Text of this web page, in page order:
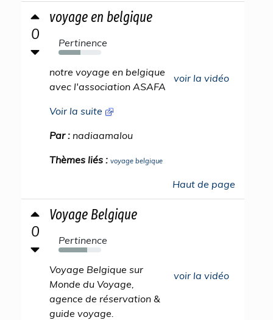
0
voyage en belgique
Pertinence
51%
voir la vidéo
notre voyage en belgique
avec l'association ASAFA
Voir la suite
Par : nadiaamalou
Thèmes liés : voyage belgique
Haut de page
0
Voyage Belgique
Pertinence
67%
voir la vidéo
Voyage Belgique sur
Monde du Voyage,
agence de réservation &
guide voyage.